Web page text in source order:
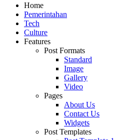
Home
Pemerintahan
Tech
Culture
Features
Post Formats
Standard
Image
Gallery
Video
Pages
About Us
Contact Us
Widgets
Post Templates